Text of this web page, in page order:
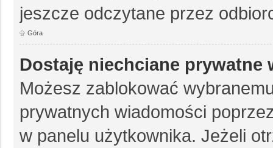
jeszcze odczytane przez
Góra
Dostaję niechciane prywatne
Możesz zablokować
prywatnych wiadomości
w panelu użytkownika. Jeżeli